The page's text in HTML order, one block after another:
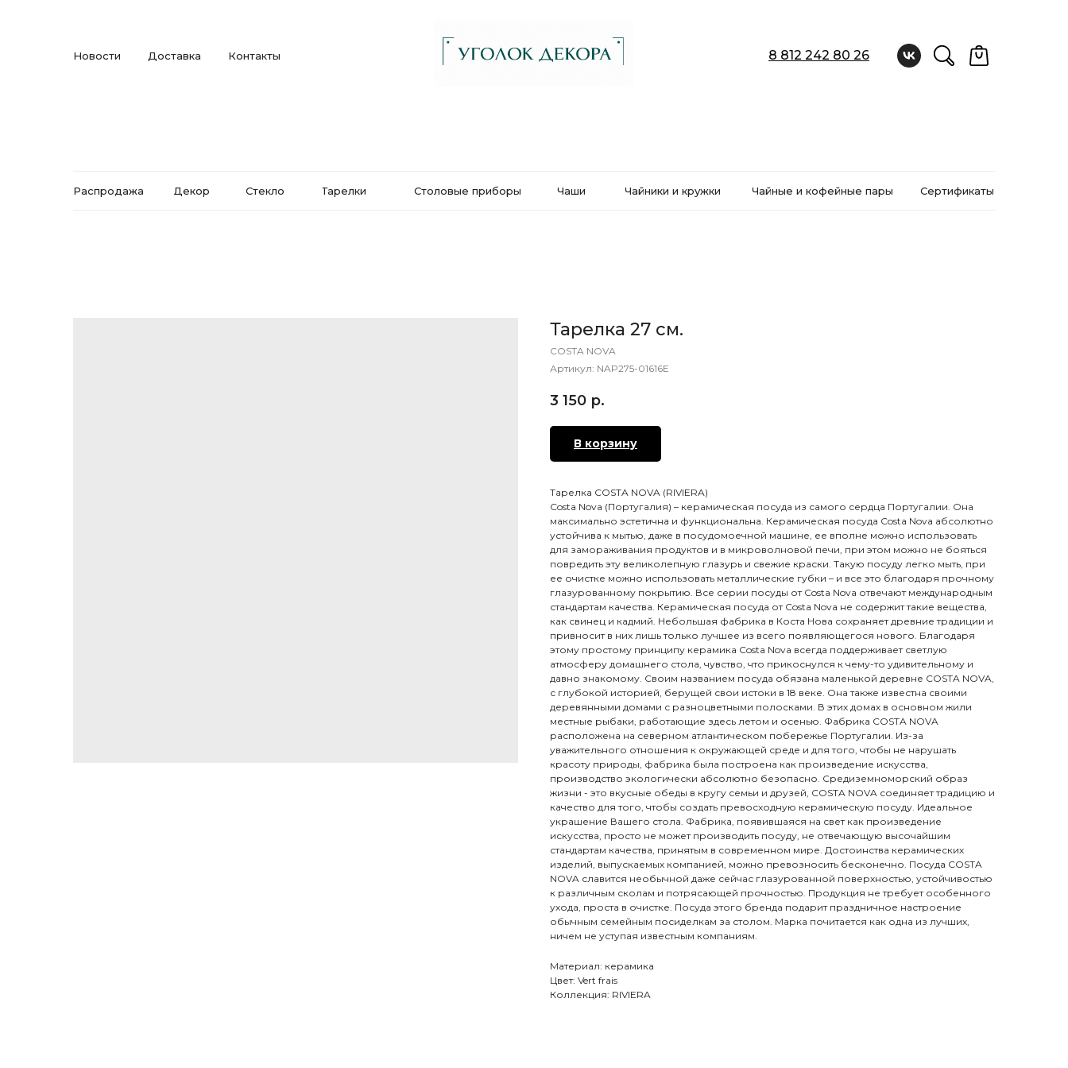
Новости Доставка Контакты 8 812 242 80 26
Распродажа Декор Чайники и кружки
Столовые приборы
Стекло Чайные и кофейные пары Сертификаты
Тарелки Чаши
Тарелка 27 см.
COSTA NOVA
Артикул: NAP275-01616E
3 150 р.
В корзину
Тарелка COSTA NOVA (RIVIERA)
Costa Nova (Португалия) – керамическая посуда из самого сердца Португалии. Она
максимально эстетична и функциональна. Керамическая посуда Costa Nova абсолютно
устойчива к мытью, даже в посудомоечной машине, ее вполне можно использовать
для замораживания продуктов и в микроволновой печи, при этом можно не бояться
повредить эту великолепную глазурь и свежие краски. Такую посуду легко мыть, при
ее очистке можно использовать металлические губки – и все это благодаря прочному
глазурованному покрытию. Все серии посуды от Costa Nova отвечают международным
стандартам качества. Керамическая посуда от Costa Nova не содержит такие вещества,
как свинец и кадмий. Небольшая фабрика в Коста Нова сохраняет древние традиции и
привносит в них лишь только лучшее из всего появляющегося нового. Благодаря
этому простому принципу керамика Costa Nova всегда поддерживает светлую
атмосферу домашнего стола, чувство, что прикоснулся к чему-то удивительному и
давно знакомому. Своим названием посуда обязана маленькой деревне COSTA NOVA,
с глубокой историей, берущей свои истоки в 18 веке. Она также известна своими
деревянными домами с разноцветными полосками. В этих домах в основном жили
местные рыбаки, работающие здесь летом и осенью. Фабрика COSTA NOVA
расположена на северном атлантическом побережье Португалии. Из-за
уважительного отношения к окружающей среде и для того, чтобы не нарушать
красоту природы, фабрика была построена как произведение искусства,
производство экологически абсолютно безопасно. Средиземноморский образ
жизни - это вкусные обеды в кругу семьи и друзей, COSTA NOVA соединяет традицию и
качество для того, чтобы создать превосходную керамическую посуду. Идеальное
украшение Вашего стола. Фабрика, появившаяся на свет как произведение
искусства, просто не может производить посуду, не отвечающую высочайшим
стандартам качества, принятым в современном мире. Достоинства керамических
изделий, выпускаемых компанией, можно превозносить бесконечно. Посуда COSTA
NOVA славится необычной даже сейчас глазурованной поверхностью, устойчивостью
к различным сколам и потрясающей прочностью. Продукция не требует особенного
ухода, проста в очистке. Посуда этого бренда подарит праздничное настроение
обычным семейным посиделкам за столом. Марка почитается как одна из лучших,
ничем не уступая известным компаниям.
Материал: керамика
Цвет: Vert frais
Коллекция: RIVIERA